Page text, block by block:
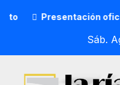
de la pregonera y
Sáb.